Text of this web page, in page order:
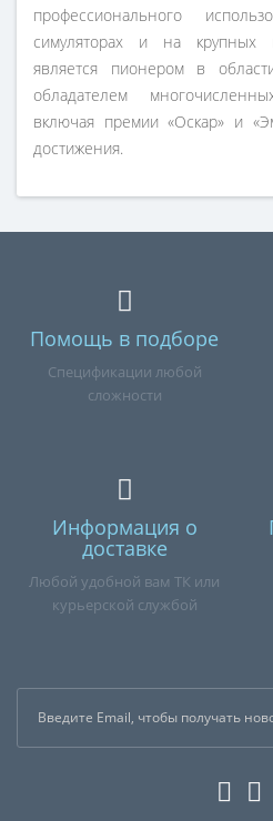
профессионального
симуляторах и на крупных
является пионером в
обладателем
включая премии «Оскар» и
достижения.
Помощь в подборе
Спецификации любой
сложности
Информация о
доставке
Любой удобной вам ТК или
курьерской службой